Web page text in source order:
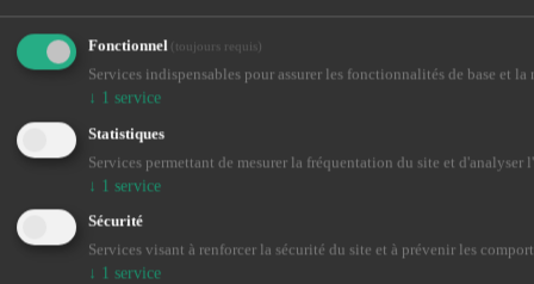
Fonctionnel (toujours requis)
Services indispensables pour assurer les fonctionnalités de base et
↓ 1 service
Statistiques
Services permettant de mesurer la fréquentation du site et
↓ 1 service
Sécurité
Services visant à renforcer la sécurité du site et à prévenir les
↓ 1 service